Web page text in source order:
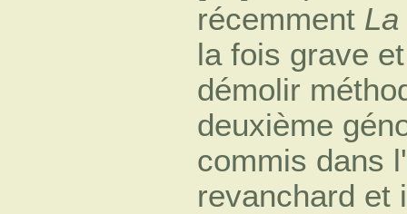
récemment
la fois grave
démolir
deuxième
commis dans
revanchard et